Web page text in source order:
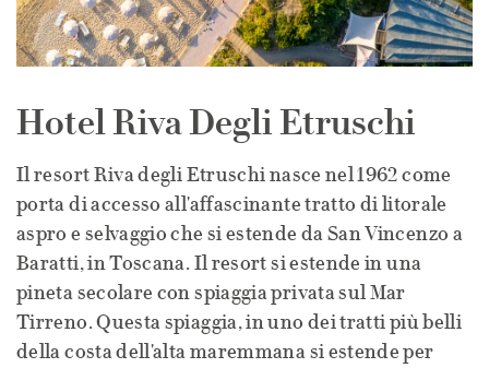
Hotel Riva Degli Etruschi
Il resort Riva degli Etruschi nasce nel 1962 come
porta di accesso all'affascinante tratto di litorale
aspro e selvaggio che si estende da San Vincenzo a
Baratti, in Toscana. Il resort si estende in una
pineta secolare con spiaggia privata sul Mar
Tirreno. Questa spiaggia, in uno dei tratti più belli
della costa dell'alta maremmana si estende per